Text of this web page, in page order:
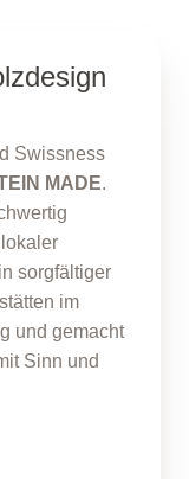
Swissness
MADE.
sorgfältiger
im
und gemacht
Sinn und